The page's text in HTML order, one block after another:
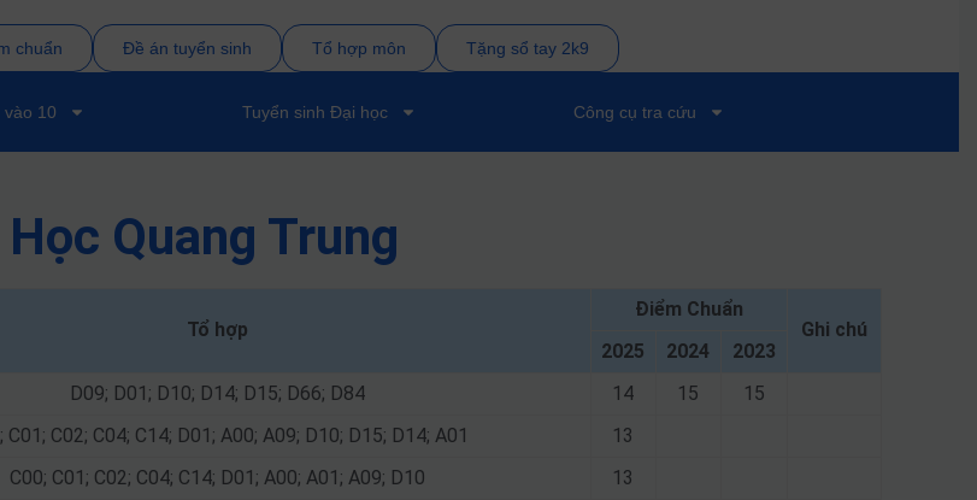
chuẩn Đề án tuyển sinh Tổ hợp môn Tặng sổ tay 2k9
vào 10 Tuyển sinh Đại học Công cụ tra cứu
Quang Trung
Tổ hợp
Điểm Chuẩn
Ghi chú
2025
2024
2023
D09; D01; D10; D14; D15; D66; D84 14 15
15
C01; C02; C04; C14; D01; A00; A09; D10; D15; D14; A01
13
C00; C01; C02; C04; C14; D01; A00; A01; A09; D10
13